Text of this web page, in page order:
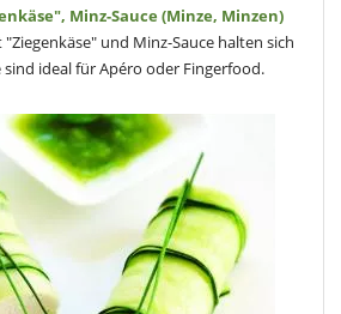
Minz-Sauce (Minze, Minzen)
und Minz-Sauce halten sich
sind ideal für Apéro oder Fingerfood.